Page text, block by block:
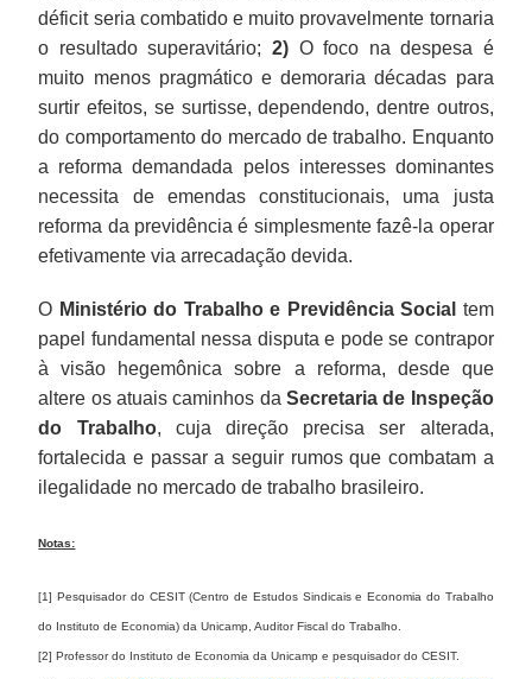
déficit seria combatido e muito provavelmente tornaria
o resultado superavitário; 2)O foco na despesa é
muito menos pragmático e demoraria décadas para
surtir efeitos, se surtisse, dependendo, dentre outros,
do comportamento do mercado de trabalho. Enquanto
a reforma demandada pelos interesses dominantes
necessita de emendas constitucionais, uma justa
reforma da previdência é simplesmente fazê-la operar
efetivamente via arrecadação devida.
O Ministério do Trabalho e Previdência Social tem
papel fundamental nessa disputa e pode se contrapor
à visão hegemônica sobre a reforma, desde que
altere os atuais caminhos da Secretaria de Inspeção
do Trabalho, cuja direção precisa ser alterada,
fortalecida e passar a seguir rumos que combatam a
ilegalidade no mercado de trabalho brasileiro.
Notas:
[1] Pesquisador do CESIT (Centro de Estudos Sindicais e Economia do Trabalho
do Instituto de Economia) da Unicamp, Auditor Fiscal do Trabalho.
[2] Professor do Instituto de Economia da Unicamp e pesquisador do CESIT.